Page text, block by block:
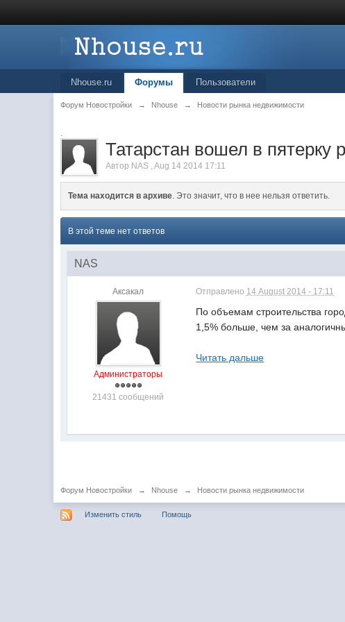
Nhouse.ru Форумы Пользователи
Форум Новостройки → Nhouse → Новости рынка недвижимости
.
Татарстан вошел в пятерку
Автор NAS ,Aug 14 2014 17:11
Тема находится в архиве. Это значит, что в нее нельзя ответить.
В этой теме нет ответов
NAS
Аксакал
Администраторы
21431 сообщений
Отправлено 14 August 2014 - 17:11
По объемам строительства
1,5% больше, чем за
Читать дальше
Форум Новостройки → Nhouse → Новости рынка недвижимости
Изменить стиль Помощь